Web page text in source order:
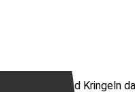
Punkten und Kringeln